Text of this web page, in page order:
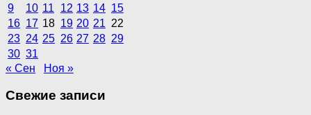
9
10 11 12 13 14 15
16 17 18 19 20 21 22
23 24 25 26 27 28 29
30 31
« Сен
Ноя »
Свежие записи